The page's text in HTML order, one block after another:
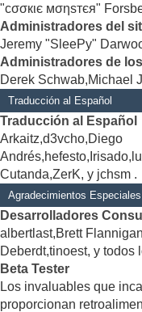
"cσσкιє мσηѕтєя"
Administradores del
Jeremy "SleePy"
Administradores de
Derek Schwab,Michael
Traducción al Español
Traducción al Español
Arkaitz,d3vcho,Diego
Cutanda,ZerK, y jchsm .
Agradecimientos Especiales
Desarrolladores
albertlast,Brett
Deberdt,tinoest, y todos
Beta Tester
Los invaluables que
proporcionan